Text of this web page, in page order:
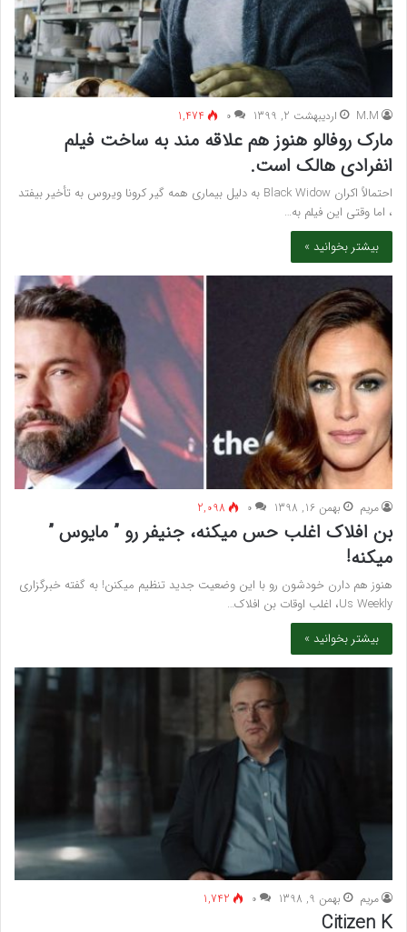
M.M اردیبهشت 2, 1399 ۰ 1,474
مارک روفالو هنوز هم علاقه مند به ساخت فیلم
انفرادی هالک است.
احتمالاً اکران Black Widow به دلیل بیماری همه گیر کرونا ویروس به تأخیر بیفتد
، اما وقتی این فیلم به…
بیشتر بخوانید »
مريم بهمن 16, 1398 ۰ 2,098
بن افلاک اغلب حس میکنه، جنیفر رو ” مایوس ”
میکنه!
هنوز هم دارن خودشون رو با این وضعیت جدید تنظیم میکنن! به گفته خبرگزاری
Us Weekly، اغلب اوقات بن افلاک…
بیشتر بخوانید »
مريم بهمن 9, 1398 ۰ 1,742
Citizen K